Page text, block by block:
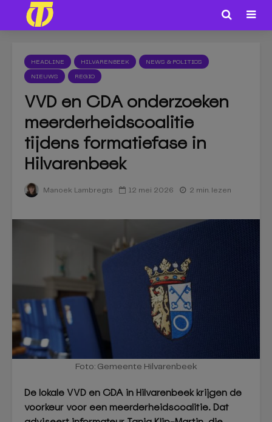
HEADLINE HILVARENBEEK NEWS & POLITICS
NIEUWS REGIO
VVD en CDA onderzoeken
meerderheidscoalitie
tijdens formatiefase in
Hilvarenbeek
Manoek Lambregts 12 mei 2026 2 min. lezen
Foto: Gemeente Hilvarenbeek
De lokale VVD en CDA in Hilvarenbeek krijgen de
voorkeur voor een meerderheidscoalitie. Dat